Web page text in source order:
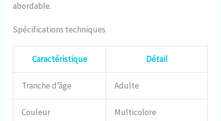
abordable.
Spécifications techniques
Caractéristique Détail
Tranche d’âge Adulte
Couleur Multicolore